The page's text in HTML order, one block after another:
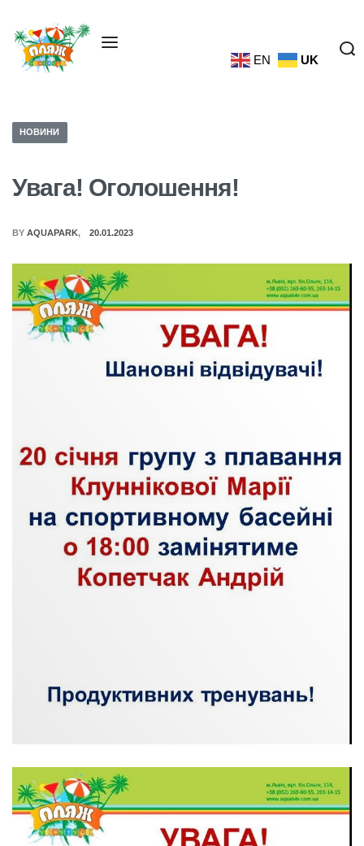
EN UK
НОВИНИ
Увага! Оголошення!
BY AQUAPARK 20.01.2023